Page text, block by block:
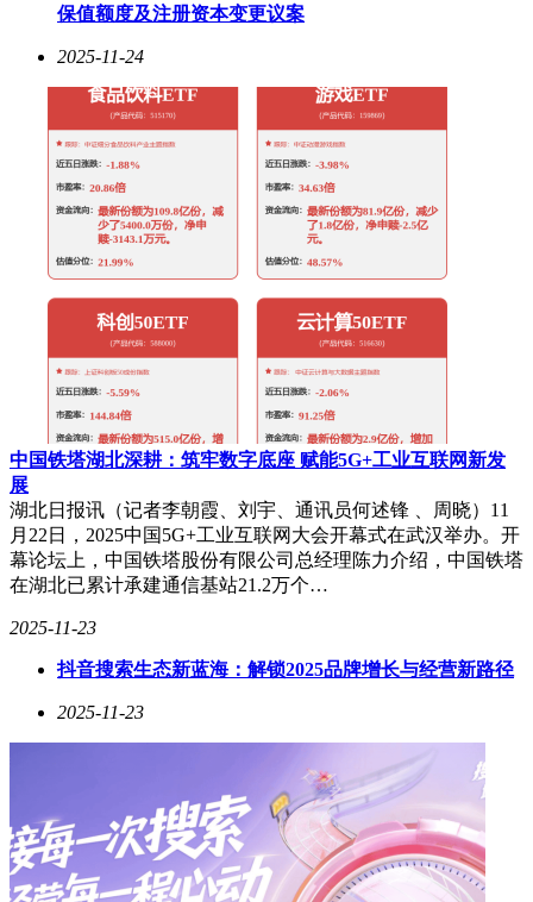
保值额度及注册资本变更议案
2025-11-24
中国铁塔湖北深耕：筑牢数字底座 赋能5G+工业互联网新发
展
湖北日报讯（记者李朝霞、刘宇、通讯员何述锋 、周晓）11
月22日，2025中国5G+工业互联网大会开幕式在武汉举办。开
幕论坛上，中国铁塔股份有限公司总经理陈力介绍，中国铁塔
在湖北已累计承建通信基站21.2万个…
2025-11-23
抖音搜索生态新蓝海：解锁2025品牌增长与经营新路径
2025-11-23